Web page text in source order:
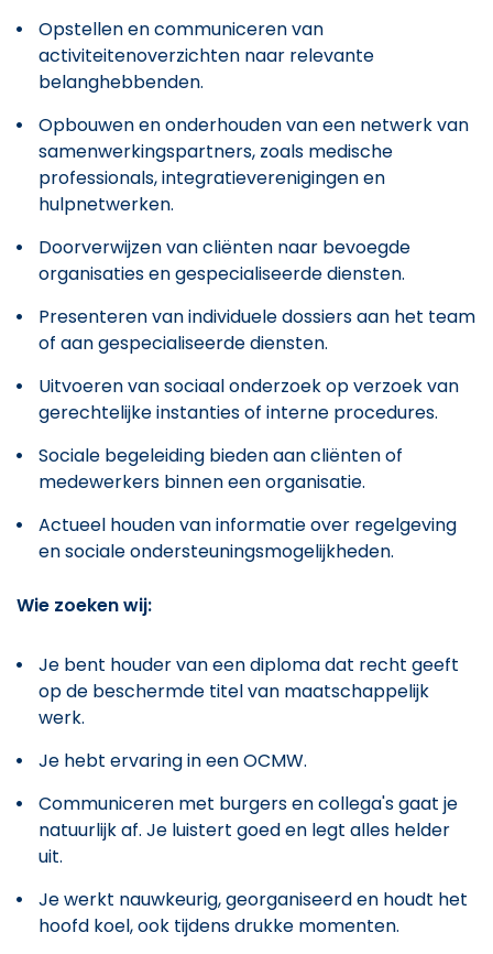
Opstellen en communiceren van
activiteitenoverzichten naar relevante
belanghebbenden.
Opbouwen en onderhouden van een netwerk van
samenwerkingspartners, zoals medische
professionals, integratieverenigingen en
hulpnetwerken.
Doorverwijzen van cliënten naar bevoegde
organisaties en gespecialiseerde diensten.
Presenteren van individuele dossiers aan het team
of aan gespecialiseerde diensten.
Uitvoeren van sociaal onderzoek op verzoek van
gerechtelijke instanties of interne procedures.
Sociale begeleiding bieden aan cliënten of
medewerkers binnen een organisatie.
Actueel houden van informatie over regelgeving
en sociale ondersteuningsmogelijkheden.
Wie zoeken wij:
Je bent houder van een diploma dat recht geeft
op de beschermde titel van maatschappelijk
werk.
Je hebt ervaring in een OCMW.
Communiceren met burgers en collega's gaat je
natuurlijk af. Je luistert goed en legt alles helder
uit.
Je werkt nauwkeurig, georganiseerd en houdt het
hoofd koel, ook tijdens drukke momenten.